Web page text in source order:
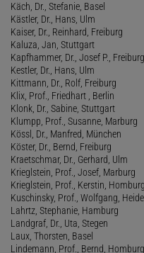
Käch, Dr., Stefanie, Basel
Kästler, Dr., Hans, Ulm
Kaiser, Dr., Reinhard, Freiburg
Kaluza, Jan, Stuttgart
Kapfhammer, Dr., Josef P., Freiburg
Kestler, Dr., Hans, Ulm
Kittmann, Dr., Rolf, Freiburg
Klix, Prof., Friedhart , Berlin
Klonk, Dr., Sabine, Stuttgart
Klumpp, Prof., Susanne, Marburg
Kössl, Dr., Manfred, München
Köster, Dr., Bernd, Freiburg
Kraetschmar, Dr., Gerhard, Ulm
Krieglstein, Prof., Josef, Marburg
Krieglstein, Prof., Kerstin, Homburg
Kuschinsky, Prof., Wolfgang,
Lahrtz, Stephanie, Hamburg
Landgraf, Dr., Uta, Stegen
Laux, Thorsten, Basel
Lindemann, Prof., Bernd, Homburg